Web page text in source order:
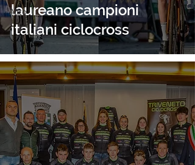
Altro
laureano campioni
italiani ciclocross